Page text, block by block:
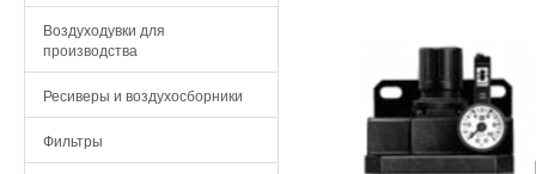
Воздуходувки для
производства
Ресиверы и воздухосборники
Фильтры